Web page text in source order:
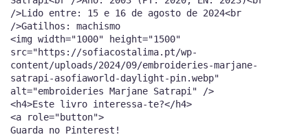
/>Lido entre: 15 e 16 de agosto de 2024<br
/>Gatilhos: machismo
<img width="1000" height="1500"
src="https://sofiacostalima.pt/wp-
content/uploads/2024/09/embroideries-marjane-
satrapi-asofiaworld-daylight-pin.webp"
alt="embroideries Marjane Satrapi" />
<h4>Este livro interessa-te?</h4>
<a role="button">
Guarda no Pinterest!